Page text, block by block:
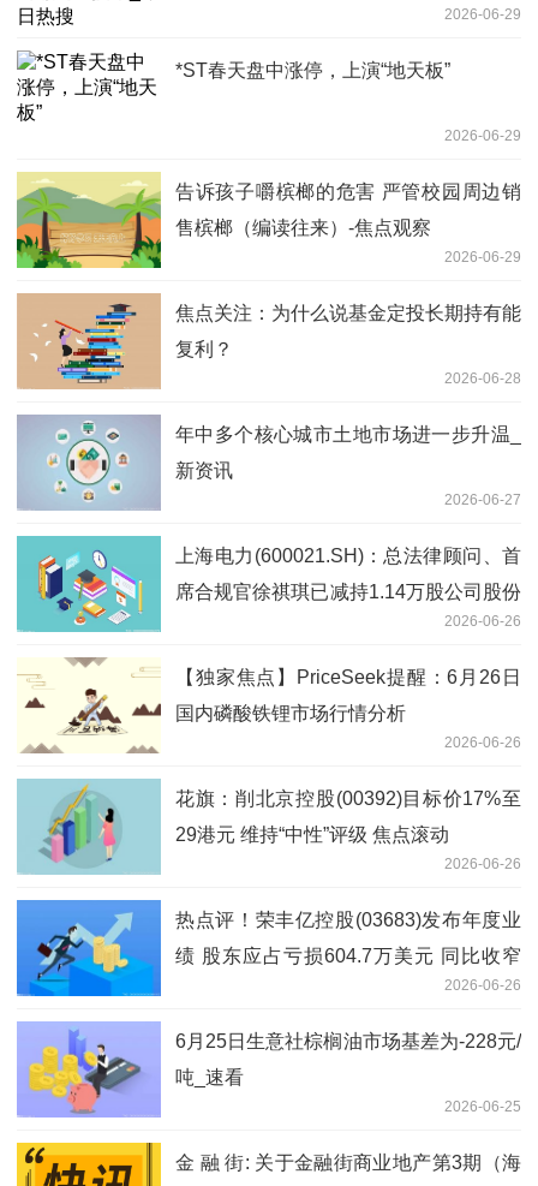
2026-06-29
*ST春天盘中涨停，上演“地天板”
2026-06-29
告诉孩子嚼槟榔的危害 严管校园周边销
售槟榔（编读往来）-焦点观察
2026-06-29
焦点关注：为什么说基金定投长期持有能
复利？
2026-06-28
年中多个核心城市土地市场进一步升温_
新资讯
2026-06-27
上海电力(600021.SH)：总法律顾问、首
席合规官徐祺琪已减持1.14万股公司股份
2026-06-26
【独家焦点】PriceSeek提醒：6月26日
国内磷酸铁锂市场行情分析
2026-06-26
花旗：削北京控股(00392)目标价17%至
29港元 维持“中性”评级 焦点滚动
2026-06-26
热点评！荣丰亿控股(03683)发布年度业
绩 股东应占亏损604.7万美元 同比收窄
2026-06-26
6月25日生意社棕榈油市场基差为-228元/
吨_速看
2026-06-25
金 融 街: 关于金融街商业地产第3期（海